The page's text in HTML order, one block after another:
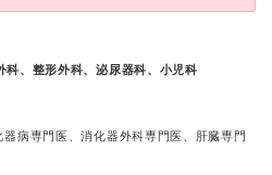
科、整形外科、泌尿器科、小児科
病専門医、消化器外科専門医、肝臓専門